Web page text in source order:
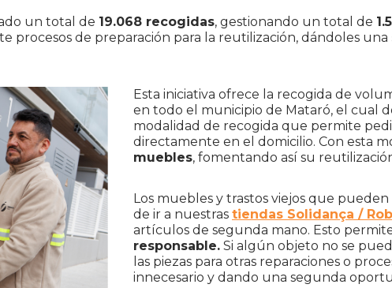
un total de 19.068 recogidas, gestionando un total de
procesos de preparación para la reutilización, dándoles una
Esta iniciativa ofrece la recogida de
en todo el municipio de Mataró, el cual
modalidad de recogida que permite
directamente en el domicilio. Con esta
muebles, fomentando así su
Los muebles y trastos viejos que
de ir a nuestras tiendas Solidança /
artículos de segunda mano. Esto
responsable. Si algún objeto no se
las piezas para otras reparaciones o
innecesario y dando una segunda